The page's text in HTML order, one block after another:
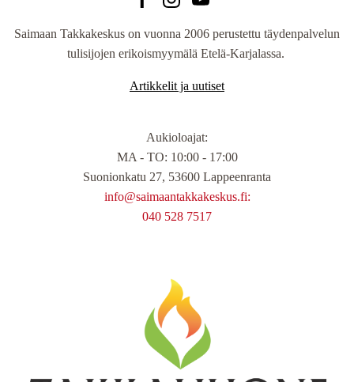
Saimaan Takkakeskus on vuonna 2006 perustettu täydenpalvelun
tulisijojen erikoismyymälä Etelä-Karjalassa.
Artikkelit ja uutiset
Aukioloajat:
MA - TO: 10:00 - 17:00
Suonionkatu 27, 53600 Lappeenranta
info@saimaantakkakeskus.fi:
040 528 7517